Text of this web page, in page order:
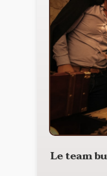
Le team